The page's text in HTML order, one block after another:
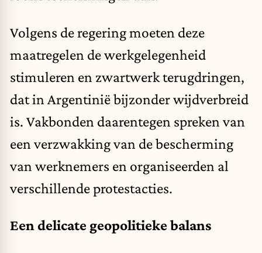
Volgens de regering moeten deze
maatregelen de werkgelegenheid
stimuleren en zwartwerk terugdringen,
dat in Argentinië bijzonder wijdverbreid
is. Vakbonden daarentegen spreken van
een verzwakking van de bescherming
van werknemers en organiseerden al
verschillende protestacties.
Een delicate geopolitieke balans